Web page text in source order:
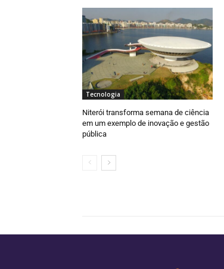
Tecnologia
Niterói transforma semana de ciência
em um exemplo de inovação e gestão
pública